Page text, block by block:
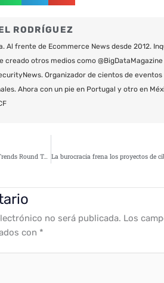
RODRÍGUEZ
Al frente de Ecommerce News desde 2012.
creado otros medios como
Organizador de cientos de eventos
Ahora con un pie en Portugal y otro en
CISO Day 2020: Cybersecurity Key Trends Round Table
no será publicada. Los
con *